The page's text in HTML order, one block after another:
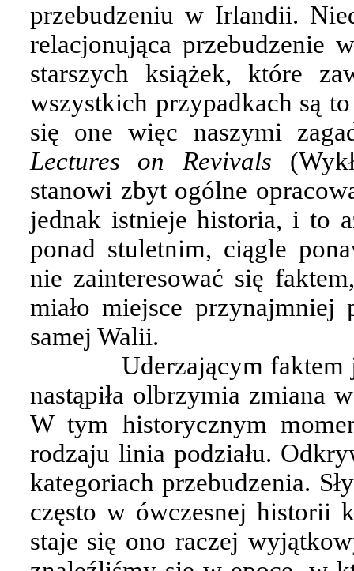
przebudzeniu w Irlandii.
relacjonująca
starszych książek, które
wszystkich przypadkach są
się one więc naszymi
Lectures on Revivals
stanowi zbyt ogólne
jednak istnieje historia, i to
ponad stuletnim, ciągle
nie zainteresować się
miało miejsce przynajmniej
samej Walii.
Uderzającym
nastąpiła olbrzymia zmiana
W tym historycznym
rodzaju linia podziału.
kategoriach przebudzenia.
często w ówczesnej historii
staje się ono raczej